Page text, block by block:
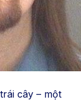
hàng trên
cây – một